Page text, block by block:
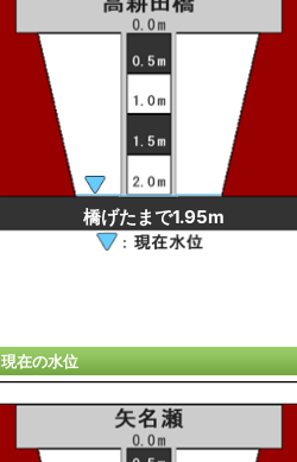
橋げたまで1.95m
現在の水位